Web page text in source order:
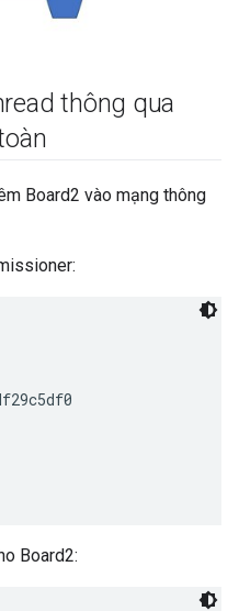
thông qua
Board2 vào mạng thông
Board2: